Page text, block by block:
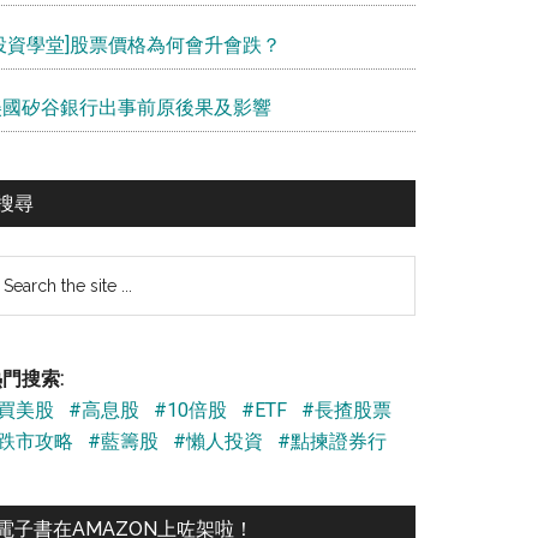
資學堂]股票價格為何會升會跌？
矽谷銀行出事前原後果及影響
尋
搜索:
美股
#高息股 #10倍股 #ETF
#長揸股票
市攻略
#藍籌股 #懶人投資 #點揀證券行
子書在AMAZON上咗架啦！